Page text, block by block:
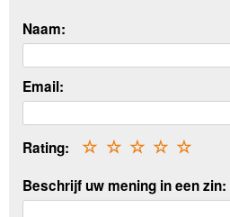
Naam:
Email:
Rating: ☆
☆
☆
☆
☆
Beschrijf uw mening in een zin: